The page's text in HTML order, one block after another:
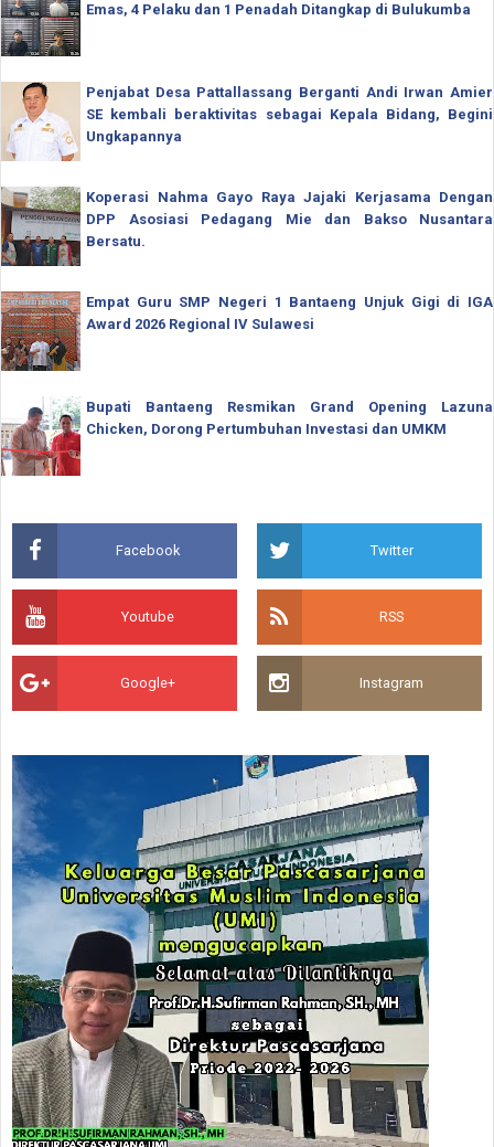
Emas, 4 Pelaku dan 1 Penadah Ditangkap di Bulukumba
Penjabat Desa Pattallassang Berganti Andi Irwan Amier
SE kembali beraktivitas sebagai Kepala Bidang, Begini
Ungkapannya
Koperasi Nahma Gayo Raya Jajaki Kerjasama Dengan
DPP Asosiasi Pedagang Mie dan Bakso Nusantara
Bersatu.
Empat Guru SMP Negeri 1 Bantaeng Unjuk Gigi di IGA
Award 2026 Regional IV Sulawesi
Bupati Bantaeng Resmikan Grand Opening Lazuna
Chicken, Dorong Pertumbuhan Investasi dan UMKM
Facebook Twitter
Youtube RSS
Google+ Instagram